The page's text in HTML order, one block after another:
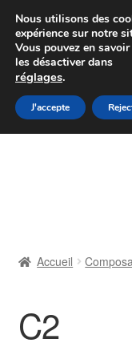
Colissimo
Du lundi
Aller
à
Aller
au
Livraison
Accueil
C2
Nous utilisons des
expérience sur notre
Vous pouvez en
les désactiver dans
réglages.
J'accepte